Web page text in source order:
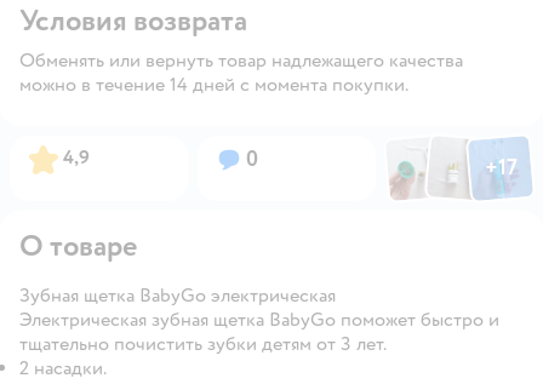
Условия возврата
Обменять или вернуть товар надлежащего качества
можно в течение 14 дней с момента покупки.
Рейтинг:
4,9 Вопросов:
0 Фото ФотоФото
+17
Открыть
О товаре
Зубная щетка BabyGo электрическая
Электрическая зубная щетка BabyGo поможет быстро и
тщательно почистить зубки детям от 3 лет.
2 насадки.